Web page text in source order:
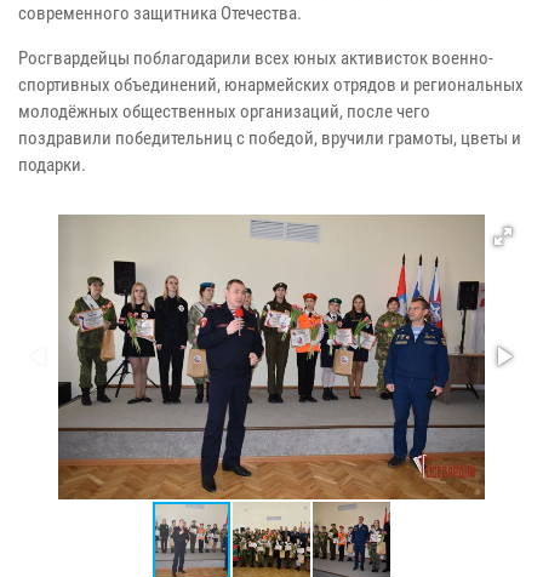
современного защитника Отечества.
Росгвардейцы поблагодарили всех юных активисток военно-
спортивных объединений, юнармейских отрядов и региональных
молодёжных общественных организаций, после чего
поздравили победительниц с победой, вручили грамоты, цветы и
подарки.